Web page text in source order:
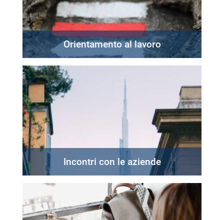
Orientamento al lavoro
Incontri con le aziende